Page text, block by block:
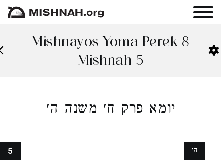
Mishnayos Yoma Perek 8
Mishnah 5
יומא פרק ח׳ משנה ה׳
5 ה׳